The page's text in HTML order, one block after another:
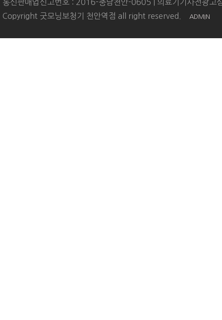
통신판매업신고번호 : 2016-충남천안-0605 | 의료기기사전광고
Copyright 굿모닝보청기 천안역점 all right reserved.
ADMIN